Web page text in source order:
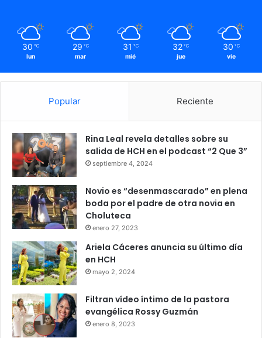
30 ℃
lun
29 ℃
mar
31 ℃
mié
32 ℃
jue
30 ℃
vie
Popular Reciente
Rina Leal revela detalles sobre su
salida de HCH en el podcast “2 Que 3”
septiembre 4, 2024
Novio es “desenmascarado” en plena
boda por el padre de otra novia en
Choluteca
enero 27, 2023
Ariela Cáceres anuncia su último día
en HCH
mayo 2, 2024
Filtran vídeo íntimo de la pastora
evangélica Rossy Guzmán
enero 8, 2023